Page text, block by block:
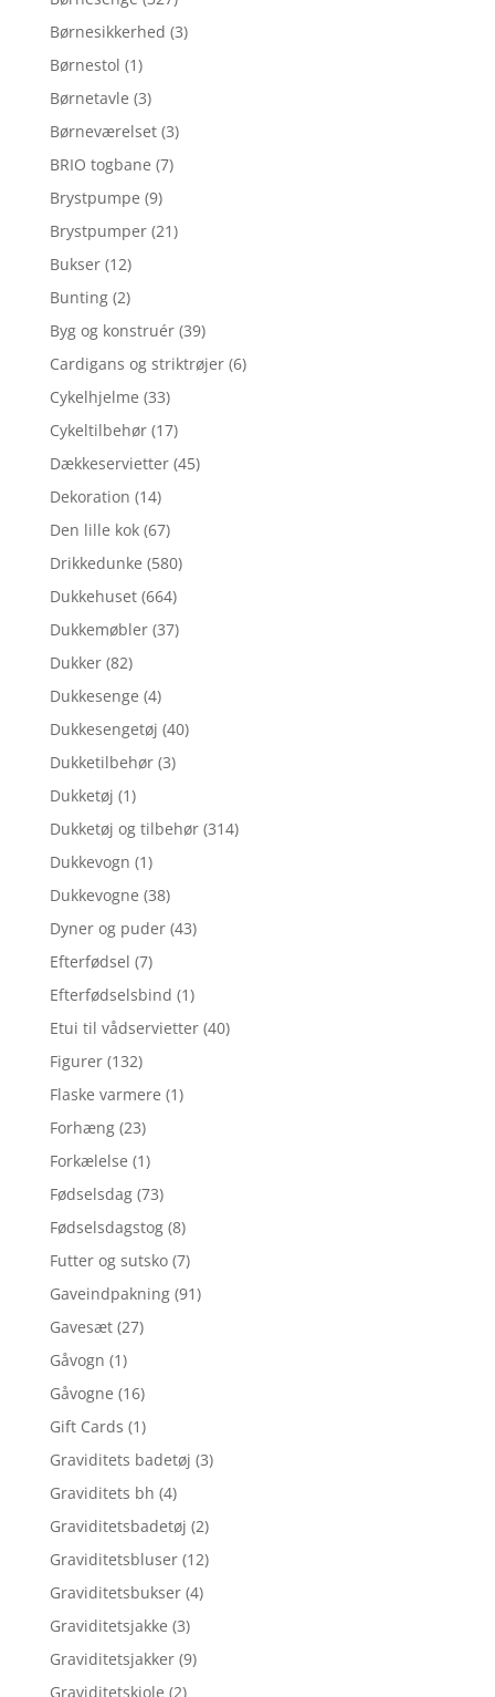
Børnesikkerhed (3)
Børnestol (1)
Børnetavle (3)
Børneværelset (3)
BRIO togbane (7)
Brystpumpe (9)
Brystpumper (21)
Bukser (12)
Bunting (2)
Byg og konstruér (39)
Cardigans og striktrøjer (6)
Cykelhjelme (33)
Cykeltilbehør (17)
Dækkeservietter (45)
Dekoration (14)
Den lille kok (67)
Drikkedunke (580)
Dukkehuset (664)
Dukkemøbler (37)
Dukker (82)
Dukkesenge (4)
Dukkesengetøj (40)
Dukketilbehør (3)
Dukketøj (1)
Dukketøj og tilbehør (314)
Dukkevogn (1)
Dukkevogne (38)
Dyner og puder (43)
Efterfødsel (7)
Efterfødselsbind (1)
Etui til vådservietter (40)
Figurer (132)
Flaske varmere (1)
Forhæng (23)
Forkælelse (1)
Fødselsdag (73)
Fødselsdagstog (8)
Futter og sutsko (7)
Gaveindpakning (91)
Gavesæt (27)
Gåvogn (1)
Gåvogne (16)
Gift Cards (1)
Graviditets badetøj (3)
Graviditets bh (4)
Graviditetsbadetøj (2)
Graviditetsbluser (12)
Graviditetsbukser (4)
Graviditetsjakke (3)
Graviditetsjakker (9)
Graviditetskjole (2)